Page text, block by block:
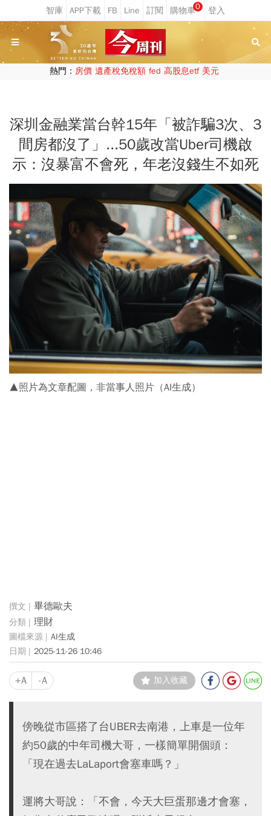
0
熱門： 房價 遺產稅免稅額 fed 高股息etf 美元
深圳金融業當台幹15年「被詐騙3次、3
間房都沒了」...50歲改當Uber司機啟
示：沒暴富不會死，年老沒錢生不如死
▲照片為文章配圖，非當事人照片（AI生成）
畢德歐夫
理財
AI生成
2025-11-26 10:46
+A -A 加入收藏
傍晚從市區搭了台UBER去南港，上車是一位年
約50歲的中年司機大哥，一樣簡單開個頭：
「現在過去LaLaport會塞車嗎？」
運將大哥說：「不會，今天大巨蛋那邊才會塞，